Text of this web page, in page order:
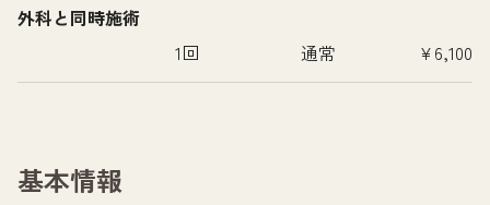
外科と同時施術
1回
通常 ¥6,100
基本情報